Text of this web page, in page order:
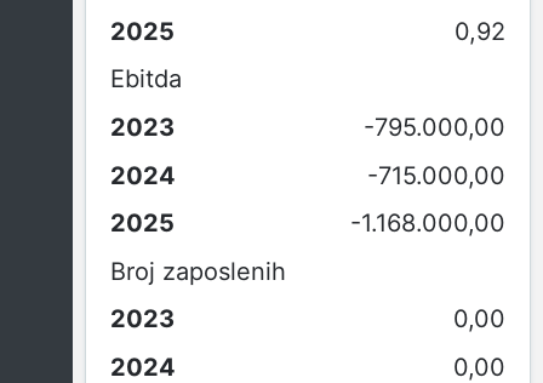
0,92
Ebitda
-795.000,00
-715.000,00
-1.168.000,00
Broj zaposlenih
0,00
0,00